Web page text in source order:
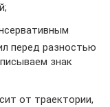
перед разностью
знак
от траектории,